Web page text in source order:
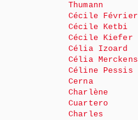
Thumann
Cécile Février
Cécile Ketbi
Cécile Kiefer
Célia Izoard
Célia Merckens
Céline Pessis
Cerna
Charlène
Cuartero
Charles